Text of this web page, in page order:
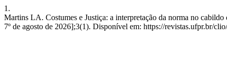
1.
Martins LA. Costumes e Justiça: a interpretação da norma no
7º de agosto de 2026];3(1). Disponível em: https://revistas.ufpr.br/